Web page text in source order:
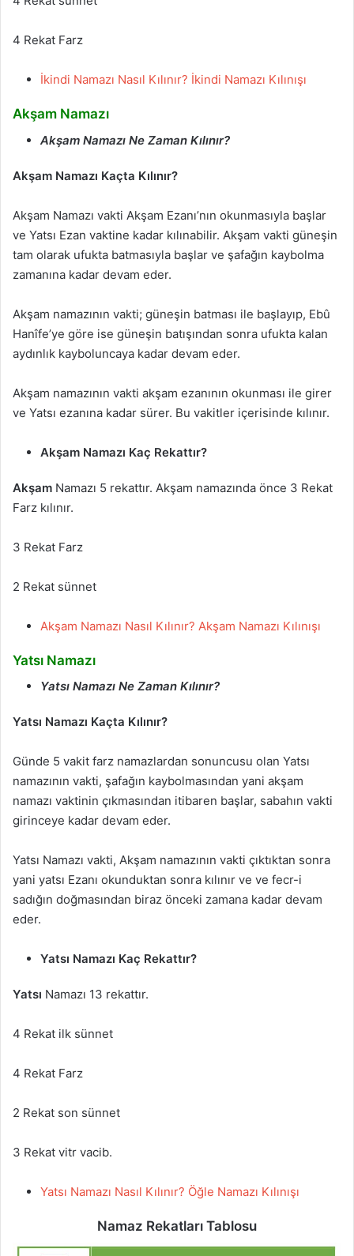
4 Rekat Farz
İkindi Namazı Nasıl Kılınır? İkindi Namazı Kılınışı
Akşam Namazı
Akşam Namazı Ne Zaman Kılınır?
Akşam Namazı Kaçta Kılınır?
Akşam Namazı vakti Akşam Ezanı’nın okunmasıyla başlar
ve Yatsı Ezan vaktine kadar kılınabilir. Akşam vakti güneşin
tam olarak ufukta batmasıyla başlar ve şafağın kaybolma
zamanına kadar devam eder.
Akşam namazının vakti; güneşin batması ile başlayıp, Ebû
Hanîfe’ye göre ise güneşin batışından sonra ufukta kalan
aydınlık kayboluncaya kadar devam eder.
Akşam namazının vakti akşam ezanının okunması ile girer
ve Yatsı ezanına kadar sürer. Bu vakitler içerisinde kılınır.
Akşam Namazı Kaç Rekattır?
Akşam Namazı 5 rekattır. Akşam namazında önce 3 Rekat
Farz kılınır.
3 Rekat Farz
2 Rekat sünnet
Akşam Namazı Nasıl Kılınır? Akşam Namazı Kılınışı
Yatsı Namazı
Yatsı Namazı Ne Zaman Kılınır?
Yatsı Namazı Kaçta Kılınır?
Günde 5 vakit farz namazlardan sonuncusu olan Yatsı
namazının vakti, şafağın kaybolmasından yani akşam
namazı vaktinin çıkmasından itibaren başlar, sabahın vakti
girinceye kadar devam eder.
Yatsı Namazı vakti, Akşam namazının vakti çıktıktan sonra
yani yatsı Ezanı okunduktan sonra kılınır ve ve fecr-i
sadığın doğmasından biraz önceki zamana kadar devam
eder.
Yatsı Namazı Kaç Rekattır?
Yatsı Namazı 13 rekattır.
4 Rekat ilk sünnet
4 Rekat Farz
2 Rekat son sünnet
3 Rekat vitr vacib.
Yatsı Namazı Nasıl Kılınır? Öğle Namazı Kılınışı
Namaz Rekatları Tablosu